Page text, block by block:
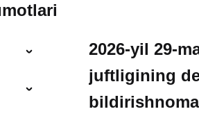
2026-yil 29-
juftligining
bildirishnoma